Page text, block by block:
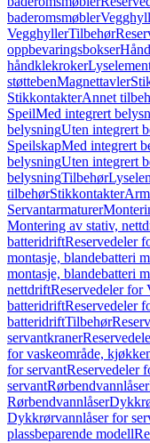
baderomsmøbler
VegghyllerTilbehør
oppbevaringsbokser
håndklekroker
støttebenMagnettavler
StikkontakterAnnet
SpeilMed integrert
belysningUten integrert
SpeilskapMed integrert
belysningUten integrert
belysningTilbehør
tilbehørStikkontakter
Servantarmaturer
Montering av stativ,
batteridriftReservedeler
montasje, blandebatteri
montasje, blandebatteri
nettdriftReservedeler for
batteridriftReservedeler
batteridriftTilbehør
servantkraner
for vaskeområde,
for servantReservedeler
servantRørbendvannlåser
Rørbendvannlåser
Dykkrørvannlåser for
plassbeparende modell